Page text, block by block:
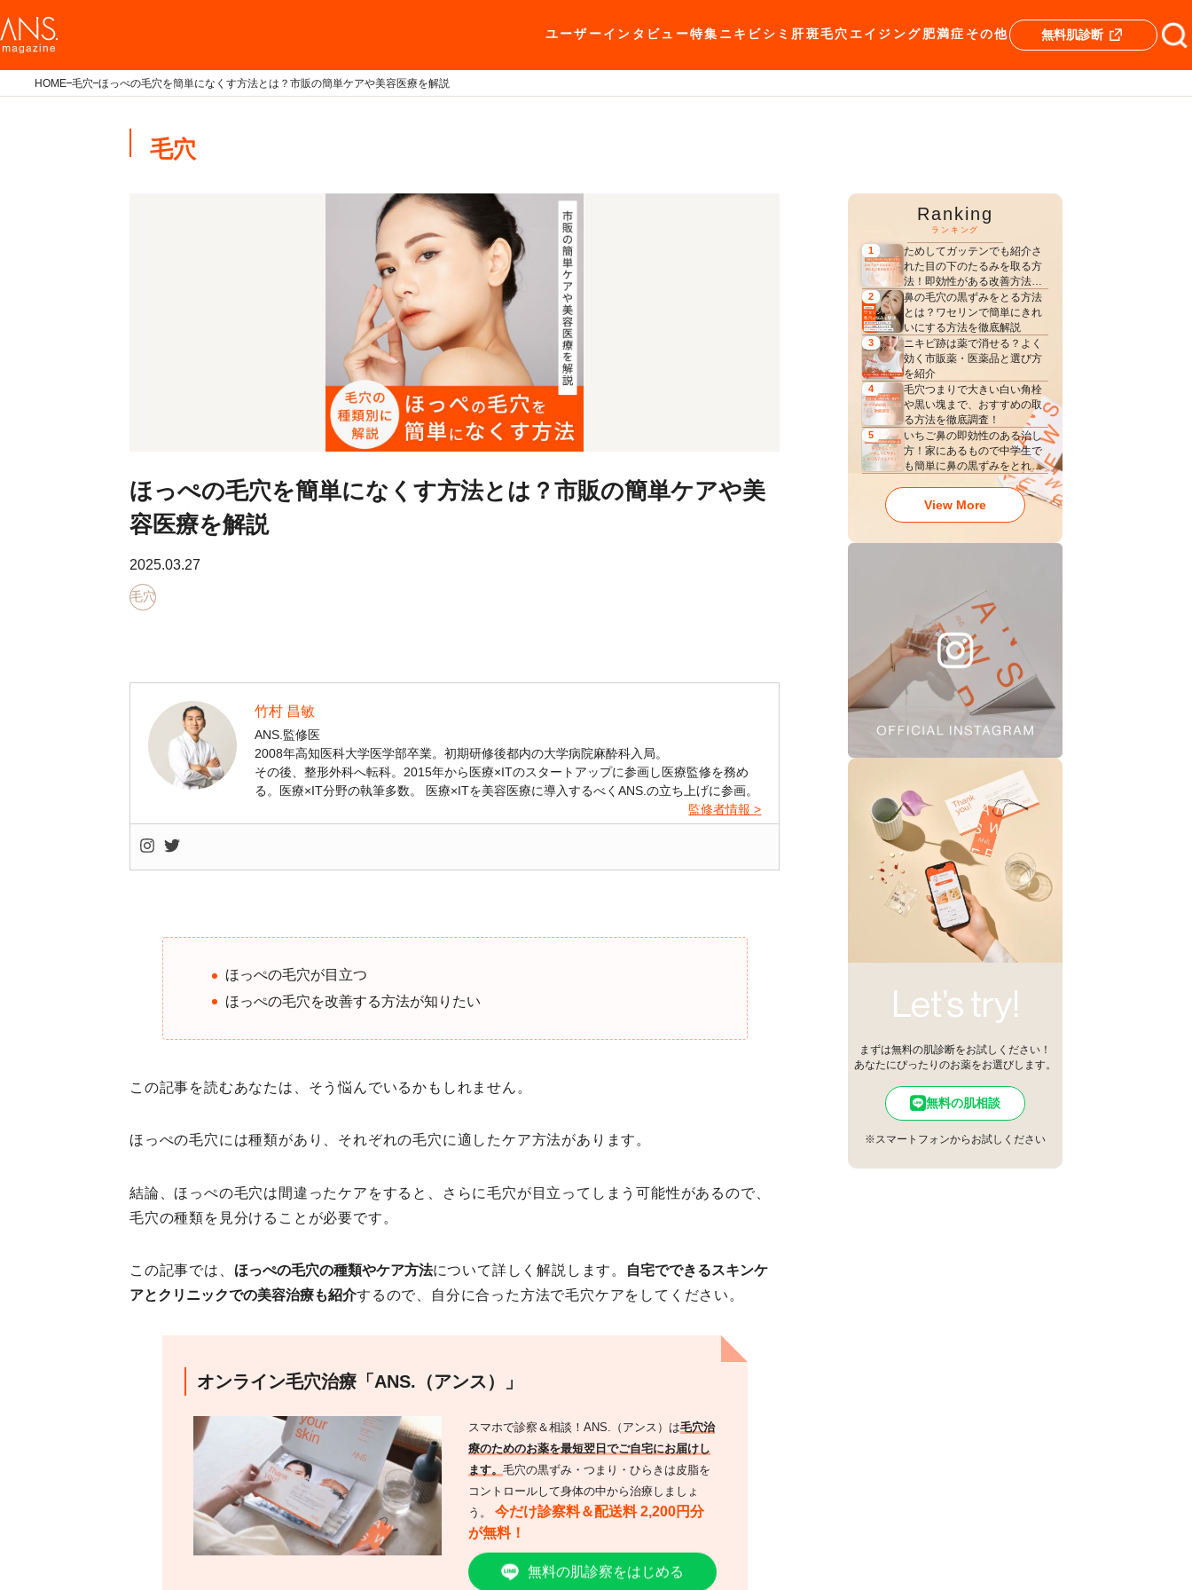
ユーザーインタビュー特集 ニキビ シミ肝斑毛穴 エイジング 肥満症 その他 無料肌診断
HOME 毛穴 ほっぺの毛穴を簡単になくす方法とは？市販の簡単ケアや美容医療を解説
毛穴
ほっぺの毛穴を簡単になくす方法とは？市販の簡単ケアや美
容医療を解説
2025.03.27
毛穴
竹村 昌敏
ANS.監修医
2008年高知医科大学医学部卒業。初期研修後都内の大学病院麻酔科入局。
その後、整形外科へ転科。2015年から医療×ITのスタートアップに参画し医療監修を務め
る。医療×IT分野の執筆多数。 医療×ITを美容医療に導入するべくANS.の立ち上げに参画。
監修者情報 >
ほっぺの毛穴が目立つ
ほっぺの毛穴を改善する方法が知りたい
この記事を読むあなたは、そう悩んでいるかもしれません。
ほっぺの毛穴には種類があり、それぞれの毛穴に適したケア方法があります。
結論、ほっぺの毛穴は間違ったケアをすると、さらに毛穴が目立ってしまう可能性があるので、
毛穴の種類を見分けることが必要です。
この記事では、 ほっぺの毛穴の種類やケア方法について詳しく解説します。
自宅でできるスキンケ
アとクリニックでの美容治療も紹介するので、自分に合った方法で毛穴ケアをしてください。
オンライン毛穴治療「ANS.（アンス）」
スマホで診察＆相談！ANS.（アンス）は毛穴治
療のためのお薬を最短翌日でご自宅にお届けし
ます。 毛穴の黒ずみ・つまり・ひらきは皮脂を
コントロールして身体の中から治療しましょ
う。
今だけ診察料＆配送料 2,200円分
が無料！
無料の肌診察をはじめる
Ranking
ランキング
1
ためしてガッテンでも紹介さ
れた目の下のたるみを取る方
法！即効性がある改善方法
は？
2
鼻の毛穴の黒ずみをとる方法
とは？ワセリンで簡単にきれ
いにする方法を徹底解説
3
ニキビ跡は薬で消せる？よく
効く市販薬・医薬品と選び方
を紹介
4
毛穴つまりで大きい白い角栓
や黒い塊まで、おすすめの取
る方法を徹底調査！
5
いちご鼻の即効性のある治し
方！家にあるもので中学生で
も簡単に鼻の黒ずみをとれ
View More
Let’s try!
まずは無料の肌診断をお試しください！
あなたにぴったりのお薬をお選びします。
無料の肌相談
※スマートフォンからお試しください